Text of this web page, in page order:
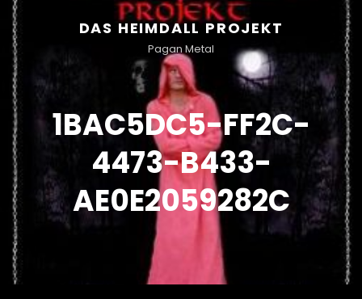
DAS HEIMDALL PROJEKT
Pagan Metal
1BAC5DC5-FF2C-
4473-B433-
AE0E2059282C